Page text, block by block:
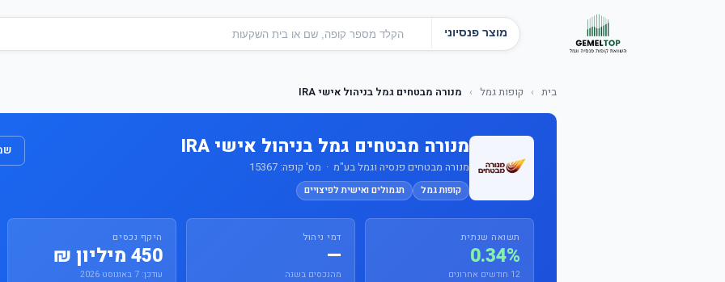
מוצר פנסיוני
בית › קופות גמל › מנורה מבטחים גמל בניהול אישי IRA
מנורה מבטחים גמל בניהול אישי IRA
מנורה מבטחים פנסיה וגמל בע"מ · מס' קופה: 15367
קופות גמל תגמולים ואישית לפיצויים
תשואה שנתית
0.34%
12 חודשים אחרונים
דמי ניהול
—
מהנכסים בשנה
היקף נכסים
450 מיליון ₪
עודכן: 7 באוגוסט 2026